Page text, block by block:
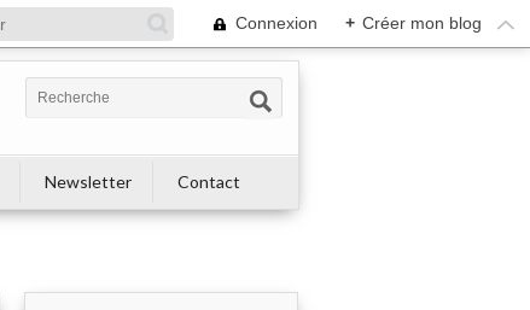
Connexion + Créer mon blog
Newsletter Contact